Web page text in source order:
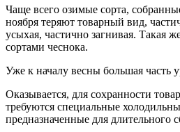
Чаще всего озимые сорта,
ноября теряют товарный вид,
усыхая, частично загнивая. Такая
сортами чеснока.
Уже к началу весны большая часть
Оказывается, для сохранности
требуются специальные
предназначенные для длительного